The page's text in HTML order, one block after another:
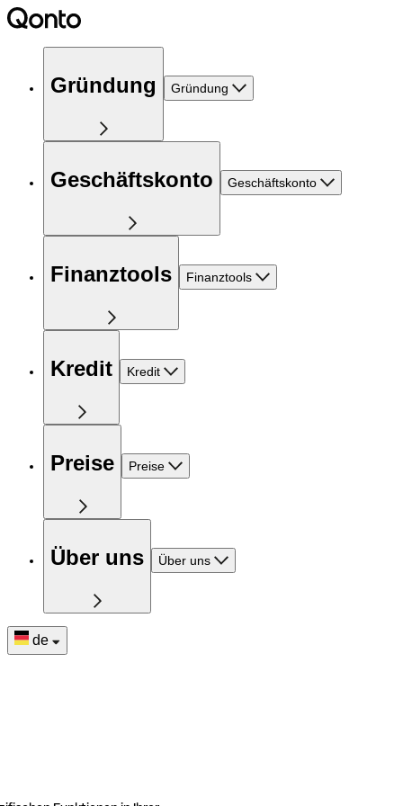
Gründung Gründung
Geschäftskonto Geschäftskonto
Finanztools Finanztools
Kredit Kredit
Preise Preise
Über uns Über uns
de